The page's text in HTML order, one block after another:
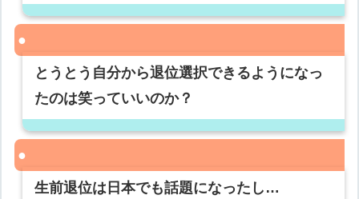
とうとう自分から退位選択できるようになっ
たのは笑っていいのか？
生前退位は日本でも話題になったし…